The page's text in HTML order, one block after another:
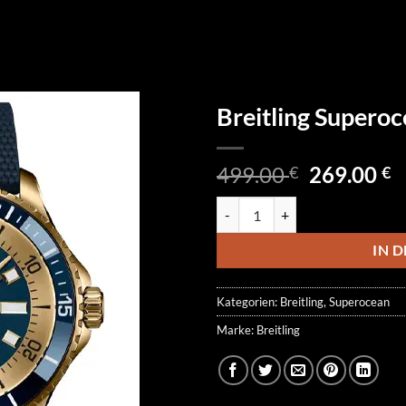
Breitling
499.00€
499.00 €
269.00€
IN
Kategorien: Breitling, Superocean
Marke: Breitling